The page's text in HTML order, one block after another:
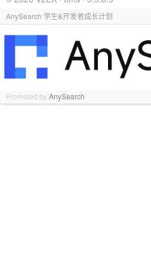
AnySearch 学生&开发者成长计划
Promoted byAnySearch